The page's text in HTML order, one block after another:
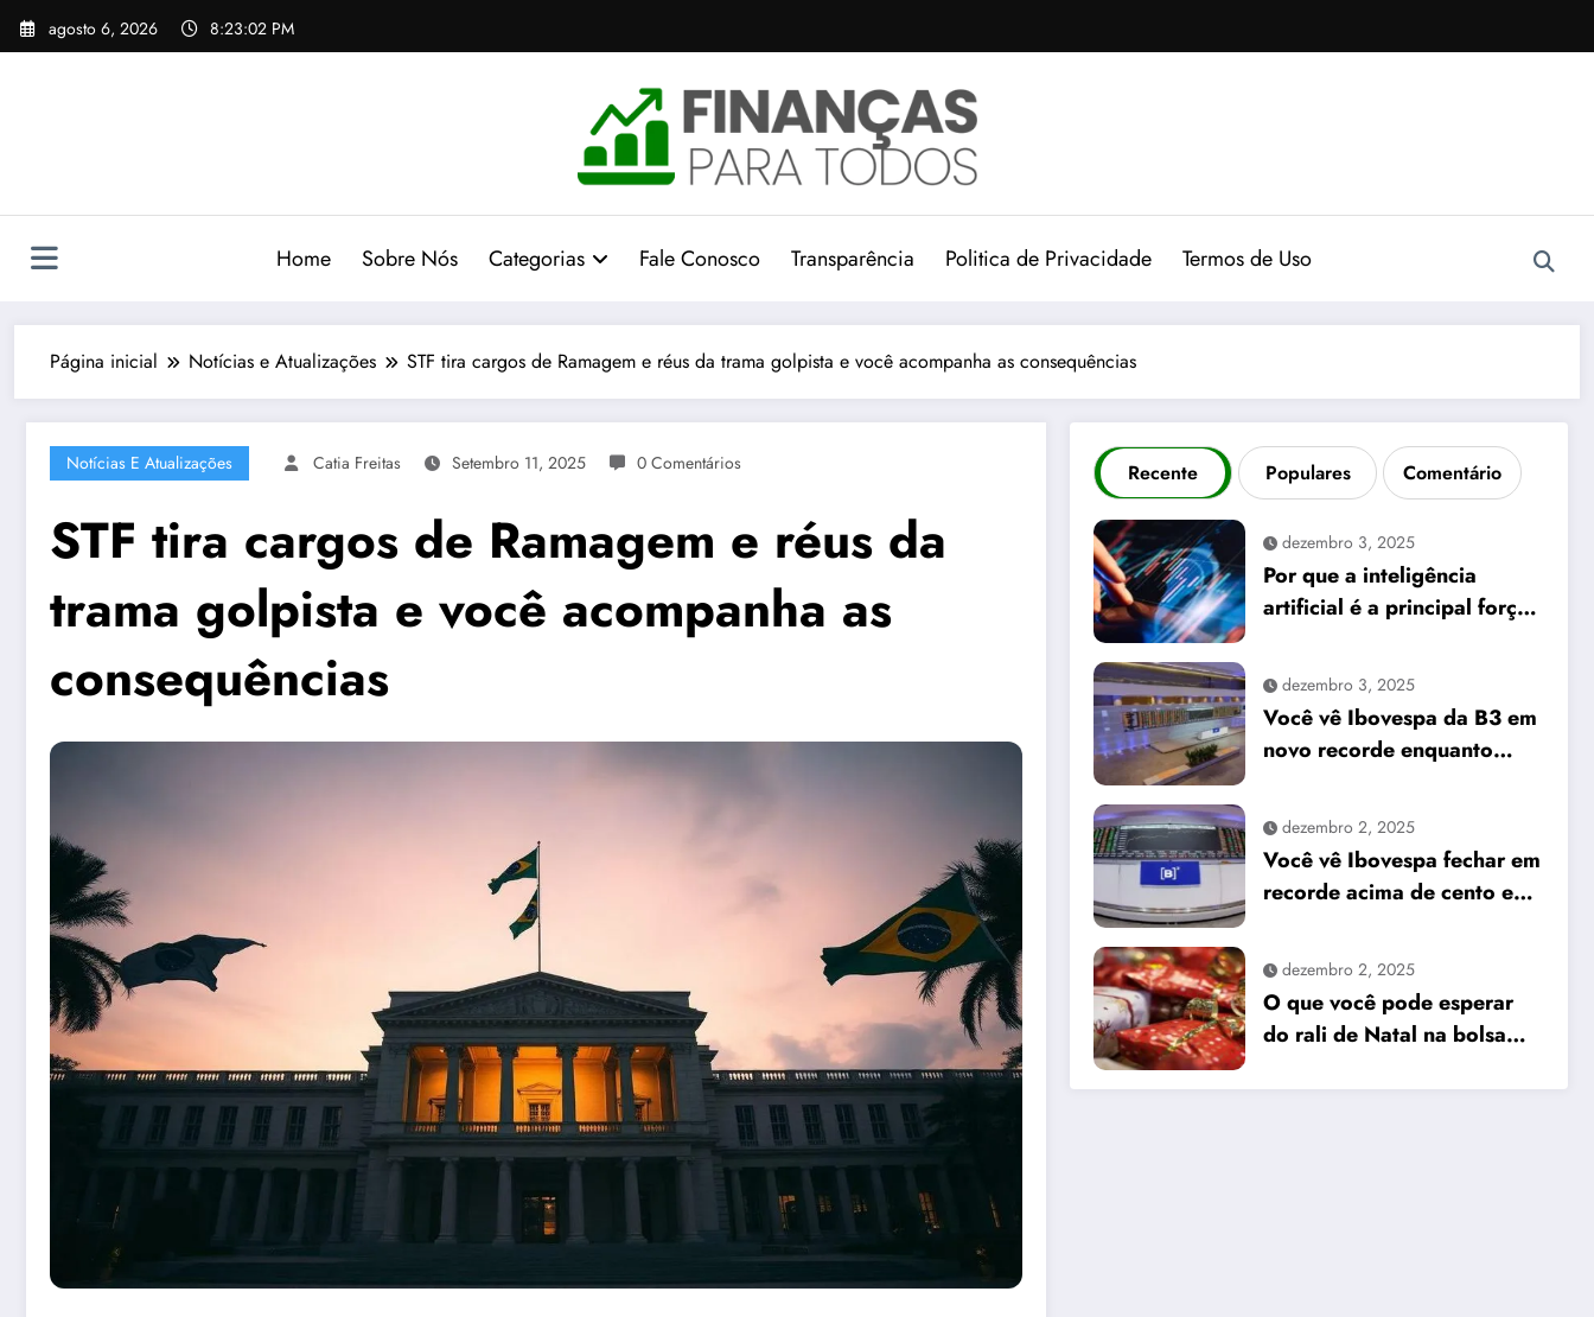
Pular
para
agosto 6, 2026 8:23:03 PM
Home Sobre Nós Categorias Fale Conosco Transparência Politica de Privacidade Termos de Uso
Página inicial Notícias e Atualizações STF tira cargos de Ramagem e réus da trama golpista e você acompanha as consequências
Notícias E Atualizações Catia Freitas Setembro 11, 2025 0 Comentários
STF tira cargos de Ramagem e réus da
trama golpista e você acompanha as
consequências
Recente Populares Comentário
dezembro 3, 2025
Por que a inteligência
artificial é a principal força
significa para seus
investimentos
dezembro 3, 2025
Você vê Ibovespa da B3 em
novo recorde enquanto
dezembro 2, 2025
Você vê Ibovespa fechar em
recorde acima de cento e
enquanto dólar recua para
cinco reais e trinta e três
centavos
dezembro 2, 2025
O que você pode esperar
do rali de Natal na bolsa